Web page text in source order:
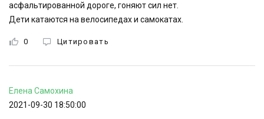
асфальтированной дороге, гоняют сил нет.
Дети катаются на велосипедах и самокатах.
0 Цитировать
Елена Самохина
2021-09-30 18:50:00